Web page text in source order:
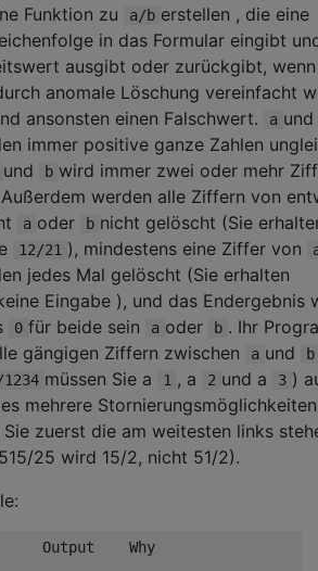
Funktion zu
a/b erstellen , die eine
in das Formular eingibt
ausgibt oder zurückgibt,
anomale Löschung vereinfacht
ansonsten einen Falschwert.
a und
immer positive ganze Zahlen
und b wird immer zwei oder mehr
werden alle Ziffern von
a oder b nicht gelöscht (Sie
12/21 ), mindestens eine Ziffer von
jedes Mal gelöscht (Sie erhalten
Eingabe ), und das Endergebnis
0 für beide sein a oder b . Ihr
gängigen Ziffern zwischen
a und b
müssen Sie a 1 , a 2 und a 3 )
es mehrere
Sie zuerst die am weitesten links
25 wird 15/2, nicht 51/2).
Output    Why